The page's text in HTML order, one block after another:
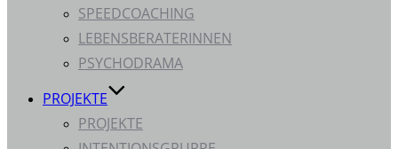
SPEEDCOACHING
LEBENSBERATERINNEN
PSYCHODRAMA
PROJEKTE
PROJEKTE